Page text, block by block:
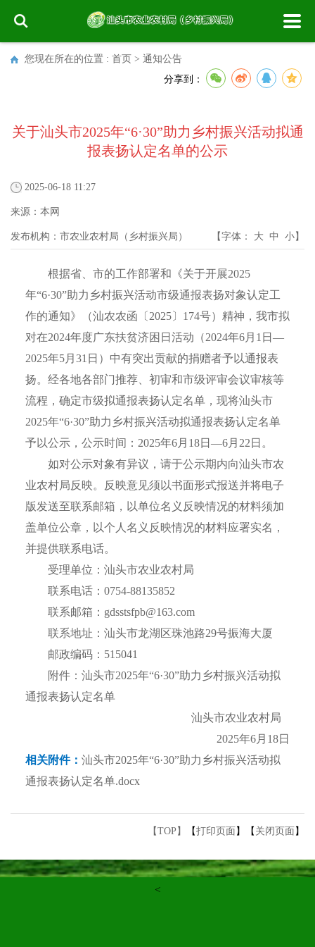
您现在所在的位置 : 首页 > 通知公告
分享到：
关于汕头市2025年“6·30”助力乡村振兴活动拟通
报表扬认定名单的公示
2025-06-18 11:27
来源： 本网
发布机构： 市农业农村局（乡村振兴局） 【字体： 大 中 小】
根据省、市的工作部署和《关于开展2025
年“6·30”助力乡村振兴活动市级通报表扬对象认定工
作的通知》（汕农农函〔2025〕174号）精神，我市拟
对在2024年度广东扶贫济困日活动（2024年6月1日—
2025年5月31日）中有突出贡献的捐赠者予以通报表
扬。经各地各部门推荐、初审和市级评审会议审核等
流程，确定市级拟通报表扬认定名单，现将汕头市
2025年“6·30”助力乡村振兴活动拟通报表扬认定名单
予以公示，公示时间：2025年6月18日—6月22日。
如对公示对象有异议，请于公示期内向汕头市农
业农村局反映。反映意见须以书面形式报送并将电子
版发送至联系邮箱，以单位名义反映情况的材料须加
盖单位公章，以个人名义反映情况的材料应署实名，
并提供联系电话。
受理单位：汕头市农业农村局
联系电话：0754-88135852
联系邮箱：gdsstsfpb@163.com
联系地址：汕头市龙湖区珠池路29号振海大厦
邮政编码：515041
附件：汕头市2025年“6·30”助力乡村振兴活动拟
通报表扬认定名单
汕头市农业农村局
2025年6月18日
相关附件： 汕头市2025年“6·30”助力乡村振兴活动拟
通报表扬认定名单.docx
【TOP】 【打印页面 】【 关闭页面 】
<